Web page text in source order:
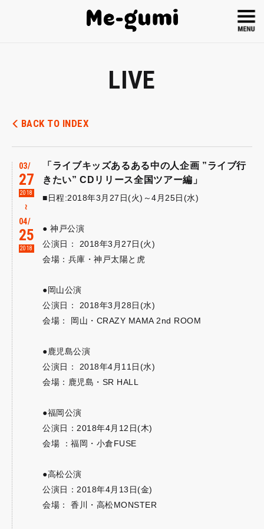
LIVE
BACK TO INDEX
03
27
2018
～
04
25
2018
「ライブキッズあるある中の人企画 ”ライブ行
きたい” CDリリース全国ツアー編」
■日程:2018年3月27日(火)～4月25日(水)
● 神戸公演
公演日： 2018年3月27日(火)
会場：兵庫・神戸太陽と虎
●岡山公演
公演日： 2018年3月28日(水)
会場： 岡山・CRAZY MAMA 2nd ROOM
●鹿児島公演
公演日： 2018年4月11日(水)
会場：鹿児島・SR HALL
●福岡公演
公演日：2018年4月12日(木)
会場 ：福岡・小倉FUSE
●高松公演
公演日：2018年4月13日(金)
会場： 香川・高松MONSTER